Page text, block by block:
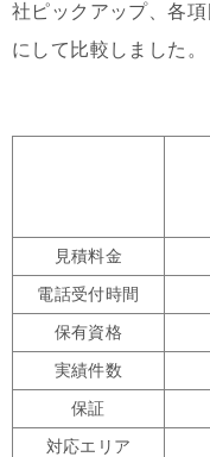
社ピックアップ、各
にして比較しました。
見積料金
電話受付時間
保有資格
実績件数
保証
対応エリア